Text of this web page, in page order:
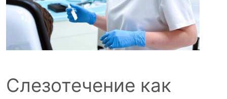
Слезотечение как